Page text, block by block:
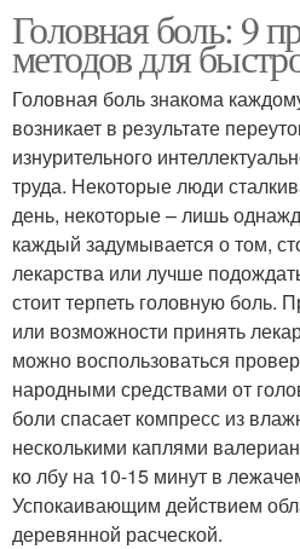
Головная боль: 9
методов для
Головная боль знакома
возникает в результате
изнурительного
труда. Некоторые люди
день, некоторые – лишь
каждый задумывается о том,
лекарства или лучше
стоит терпеть головную боль.
или возможности принять
можно воспользоваться
народными средствами от
боли спасает компресс из
несколькими каплями
ко лбу на 10-15 минут в
Успокаивающим действием
деревянной расческой.